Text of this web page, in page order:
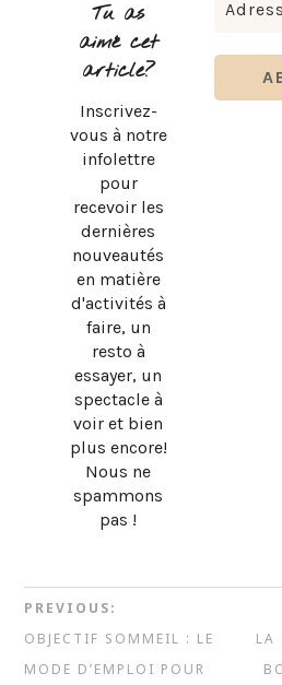
Tu as
aimé cet
article?
Inscrivez-
vous à notre
infolettre
pour
recevoir les
dernières
nouveautés
en matière
d'activités à
faire, un
resto à
essayer, un
spectacle à
voir et bien
plus encore!
Nous ne
spammons
pas !
PREVIOUS:
OBJECTIF SOMMEIL : LE
MODE D’EMPLOI POUR
LA